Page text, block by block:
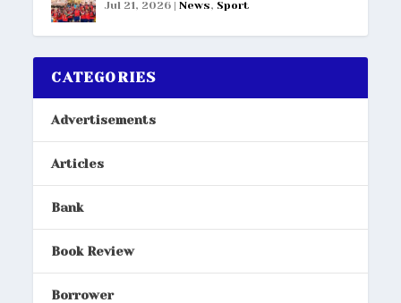
Jul 21, 2026 |News, Sport
CATEGORIES
Advertisements
Articles
Bank
Book Review
Borrower